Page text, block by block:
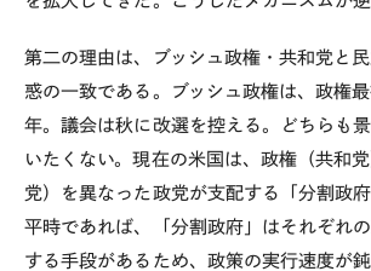
第二の理由は、ブッシュ政権・共和党と
惑の一致である。ブッシュ政権は、政権
年。議会は秋に改選を控える。どちらも
いたくない。現在の米国は、政権（共和
党）を異なった政党が支配する「分割政
平時であれば、「分割政府」はそれぞれ
する手段があるため、政策の実行速度が